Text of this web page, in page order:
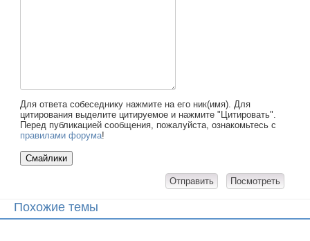
Для ответа собеседнику нажмите на его ник(имя). Для
цитирования выделите цитируемое и нажмите "Цитировать".
Перед публикацией сообщения, пожалуйста, ознакомьтесь с
правилами форума!
Похожие темы